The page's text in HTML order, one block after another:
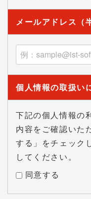
メールアドレス（
個人情報の取扱い
下記の個人情報の
内容をご確認いた
する」をチェック
してください。
同意する